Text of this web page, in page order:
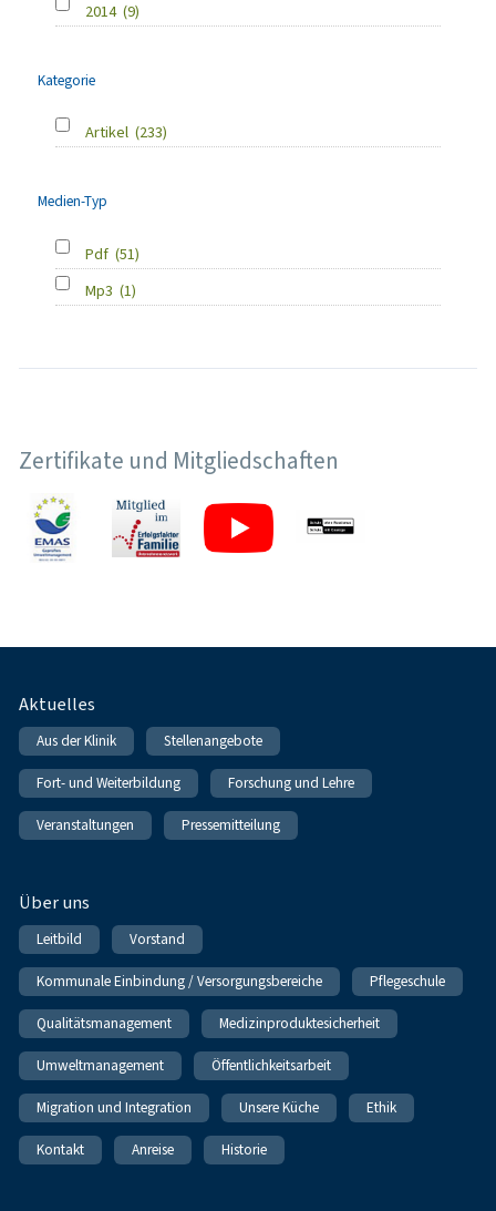
2014 (9)
Kategorie
Artikel (233)
Medien-Typ
Pdf (51)
Mp3 (1)
Zertifikate und Mitgliedschaften
Fußnavigation
Aktuelles
Aus der Klinik Stellenangebote
Fort- und Weiterbildung Forschung und Lehre
Veranstaltungen Pressemitteilung
Über uns
Leitbild Vorstand
Kommunale Einbindung / Versorgungsbereiche Pflegeschule
Qualitätsmanagement Medizinproduktesicherheit
Umweltmanagement Öffentlichkeitsarbeit
Migration und Integration Unsere Küche Ethik
Kontakt Anreise Historie